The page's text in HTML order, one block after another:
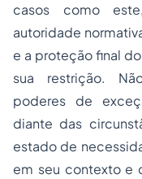
casos como
autoridade
e a proteção final
sua restrição.
poderes de
diante das
estado de
em seu contexto e